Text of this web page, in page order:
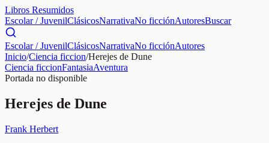
Libros Resumidos
Escolar / JuvenilClásicosNarrativaNo ficciónAutoresBuscar
Escolar / JuvenilClásicosNarrativaNo ficciónAutores
Inicio/Ciencia ficcion/Herejes de Dune
Ciencia ficcionFantasiaAventura
Portada no disponible
Herejes de Dune
Frank Herbert